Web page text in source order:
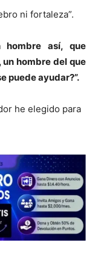
ni fortaleza”.
hombre así, que
hombre del que
puede ayudar?”.
he elegido para